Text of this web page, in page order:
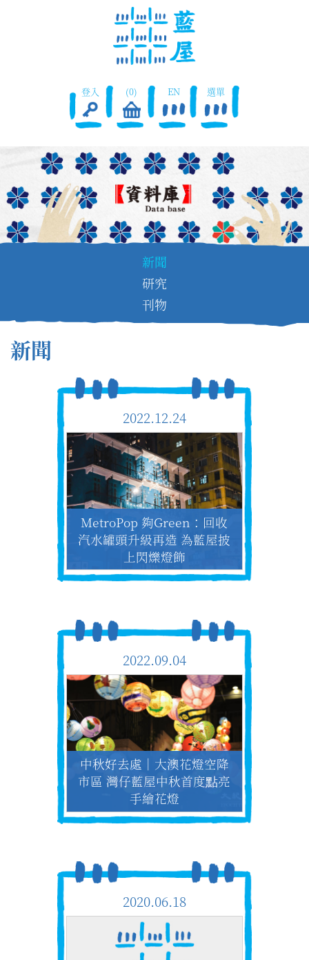
登入 (0) EN 選單
新聞
研究
刊物
新聞
2022.12.24
MetroPop 夠Green：回收
汽水罐頭升級再造 為藍屋披
上閃爍燈飾
2022.09.04
中秋好去處｜大澳花燈空降
市區 灣仔藍屋中秋首度點亮
手繪花燈
2020.06.18